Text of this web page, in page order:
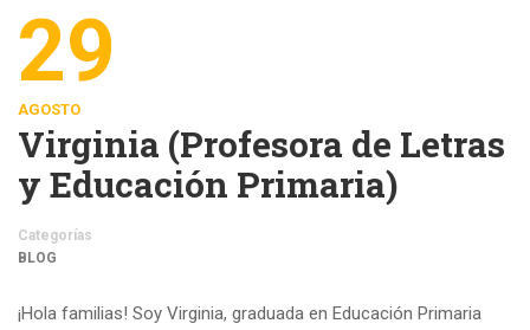
29
AGOSTO
Virginia (Profesora de Letras
y Educación Primaria)
Categorías
BLOG
¡Hola familias! Soy Virginia, graduada en Educación Primaria